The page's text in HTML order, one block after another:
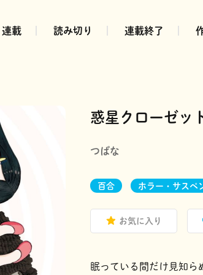
連載 読み切り 連載終了
惑星クローゼッ
つばな
百合 ホラー・サスペ
お気に入り
眠っている間だけ見知ら